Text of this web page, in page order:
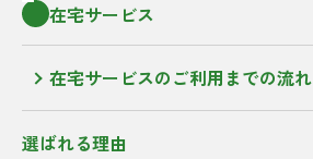
在宅サービス
在宅サービスのご利用までの流れ
選ばれる理由